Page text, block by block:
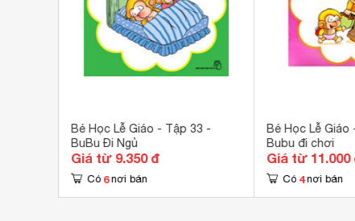
Bé Học Lễ Giáo - Tập 33 -
BuBu Đi Ngủ
Giá từ 9.350 đ
Có 6 nơi bán
Bé Học Lễ Giáo
Bubu đi chơi
Giá từ 11.000
Có 4 nơi bán